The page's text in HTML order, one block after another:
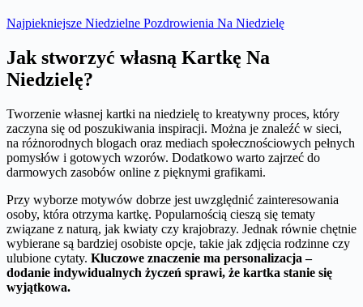
Najpiekniejsze Niedzielne Pozdrowienia Na Niedzielę
Jak stworzyć własną Kartkę Na
Niedzielę?
Tworzenie własnej kartki na niedzielę to kreatywny proces, który
zaczyna się od poszukiwania inspiracji. Można je znaleźć w sieci,
na różnorodnych blogach oraz mediach społecznościowych pełnych
pomysłów i gotowych wzorów. Dodatkowo warto zajrzeć do
darmowych zasobów online z pięknymi grafikami.
Przy wyborze motywów dobrze jest uwzględnić zainteresowania
osoby, która otrzyma kartkę. Popularnością cieszą się tematy
związane z naturą, jak kwiaty czy krajobrazy. Jednak równie chętnie
wybierane są bardziej osobiste opcje, takie jak zdjęcia rodzinne czy
ulubione cytaty. Kluczowe znaczenie ma personalizacja –
dodanie indywidualnych życzeń sprawi, że kartka stanie się
wyjątkowa.